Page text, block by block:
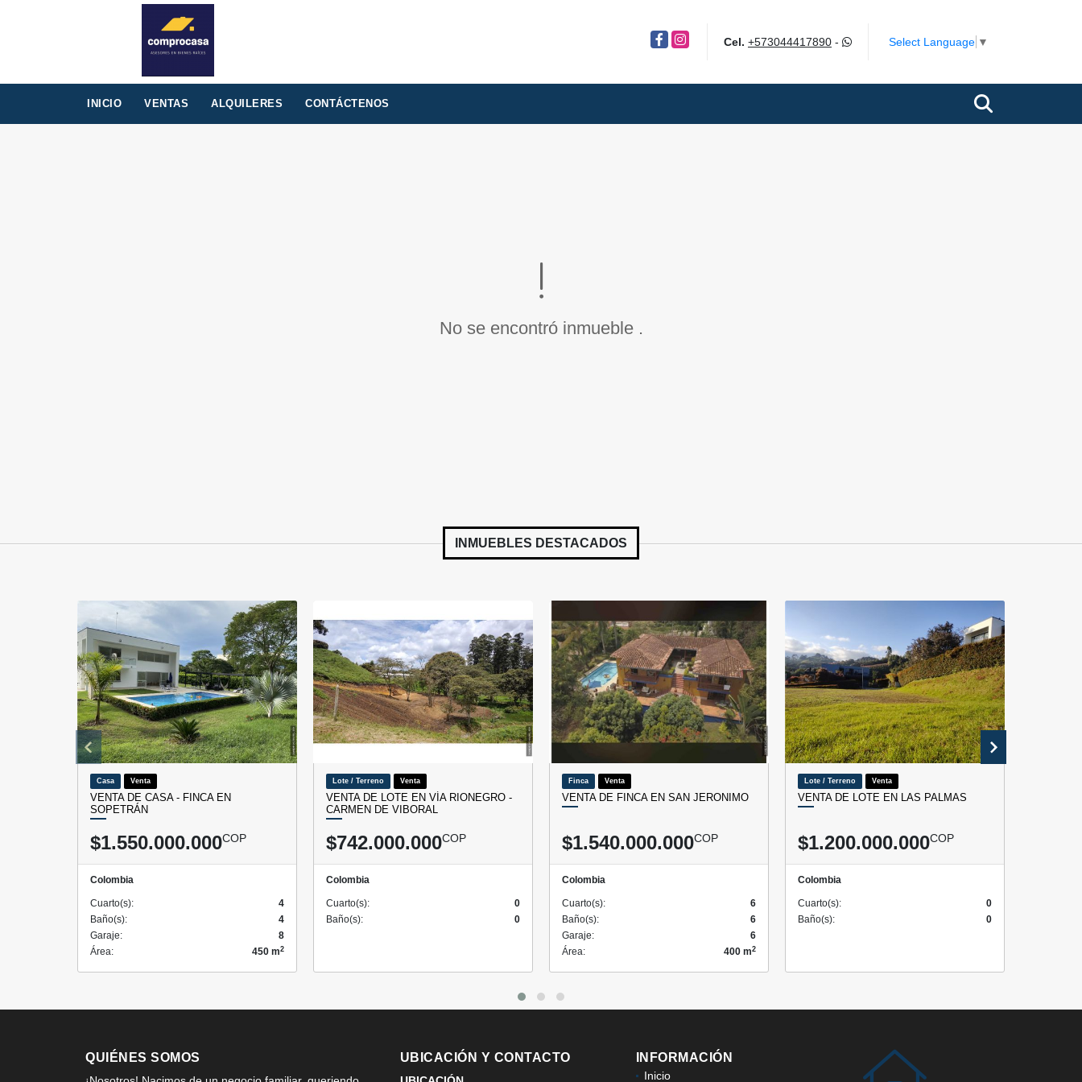
FacebookInstagram Cel. +573044417890- Select Language ▼
INICIO VENTAS ALQUILERES CONTÁCTENOS
No se encontró inmueble .
INMUEBLES DESTACADOS
Casa Venta
VENTA DE CASA - FINCA EN
SOPETRÁN
$1.550.000.000COP
Colombia
Cuarto(s):
4
Baño(s):
4
Garaje:
8
Área:
450 m2
Lote / Terreno Venta
VENTA DE LOTE EN VÍA RIONEGRO -
CARMEN DE VIBORAL
$742.000.000COP
Colombia
Cuarto(s):
0
Baño(s):
0
Finca Venta
VENTA DE FINCA EN SAN JERONIMO
$1.540.000.000COP
Colombia
Cuarto(s):
6
Baño(s):
6
Garaje:
6
Área:
400 m2
Lote / Terreno Venta
VENTA DE LOTE EN LAS PALMAS
$1.200.000.000COP
Colombia
Cuarto(s):
0
Baño(s):
0
QUIÉNES SOMOS UBICACIÓN Y CONTACTO INFORMACIÓN
Inicio